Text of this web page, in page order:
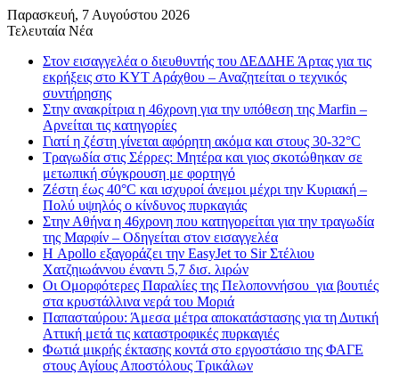
Παρασκευή, 7 Αυγούστου 2026
Τελευταία Νέα
Στον εισαγγελέα ο διευθυντής του ΔΕΔΔΗΕ Άρτας για τις
εκρήξεις στο ΚΥΤ Αράχθου – Αναζητείται ο τεχνικός
συντήρησης
Στην ανακρίτρια η 46χρονη για την υπόθεση της Marfin –
Αρνείται τις κατηγορίες
Γιατί η ζέστη γίνεται αφόρητη ακόμα και στους 30-32°C
Τραγωδία στις Σέρρες: Μητέρα και γιος σκοτώθηκαν σε
μετωπική σύγκρουση με φορτηγό
Ζέστη έως 40°C και ισχυροί άνεμοι μέχρι την Κυριακή –
Πολύ υψηλός ο κίνδυνος πυρκαγιάς
Στην Αθήνα η 46χρονη που κατηγορείται για την τραγωδία
της Μαρφίν – Οδηγείται στον εισαγγελέα
Η Apollo εξαγοράζει την EasyJet το Sir Στέλιου
Χατζηιωάννου έναντι 5,7 δισ. λιρών
Οι Ομορφότερες Παραλίες της Πελοποννήσου για βουτιές
στα κρυστάλλινα νερά του Μοριά
Παπασταύρου: Άμεσα μέτρα αποκατάστασης για τη Δυτική
Αττική μετά τις καταστροφικές πυρκαγιές
Φωτιά μικρής έκτασης κοντά στο εργοστάσιο της ΦΑΓΕ
στους Αγίους Αποστόλους Τρικάλων